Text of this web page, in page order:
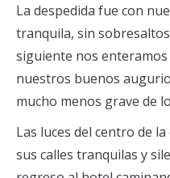
La despedida fue con
tranquila, sin
siguiente nos
nuestros buenos
mucho menos grave de
Las luces del centro de
sus calles tranquilas y